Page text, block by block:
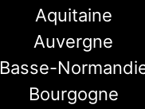
Aquitaine
Auvergne
Basse-
Bourgogne